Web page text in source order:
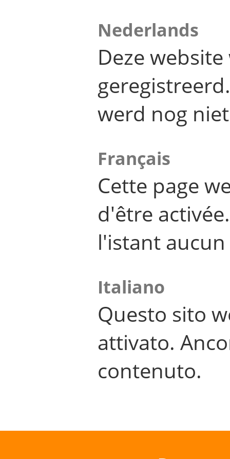
Nederlands
Deze
werd nog
Français
Cette page
d'être
l'istant
Italiano
Questo sito
attivato.
contenuto.